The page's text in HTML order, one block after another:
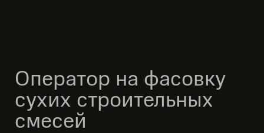
Оператор на фасовку
сухих строительных
смесей